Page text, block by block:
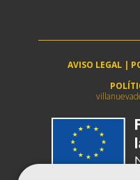
AVISO LEGAL |